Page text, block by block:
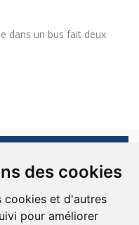
des cookies
cookies et d'autres
pour améliorer
dans un bus fait deux
sont réservés.